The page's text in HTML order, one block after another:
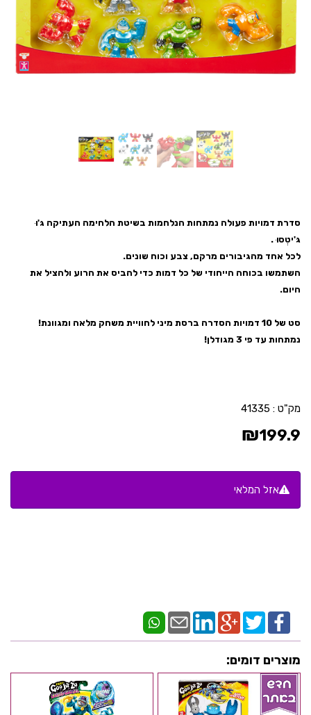
סדרת דמויות פעולה נמתחות הנלחמות בשיטת הלחימה העתיקה גּ'וּ
גּ'יטְסוּ .
לכל אחד מהגיבורים מרקם, צבע וכוח שונים.
השתמשו בכוחה הייחודי של כל דמות כדי להביס את הרוע ולהציל את
היום.
סט של 10 דמויות הסדרה ברסת מיני לחוויית משחק מלאה ומגוונת!
נמתחות עד פי 3 מגודלן!
מק"ט : 41335
₪199.9
אזל המלאי
מוצרים דומים: